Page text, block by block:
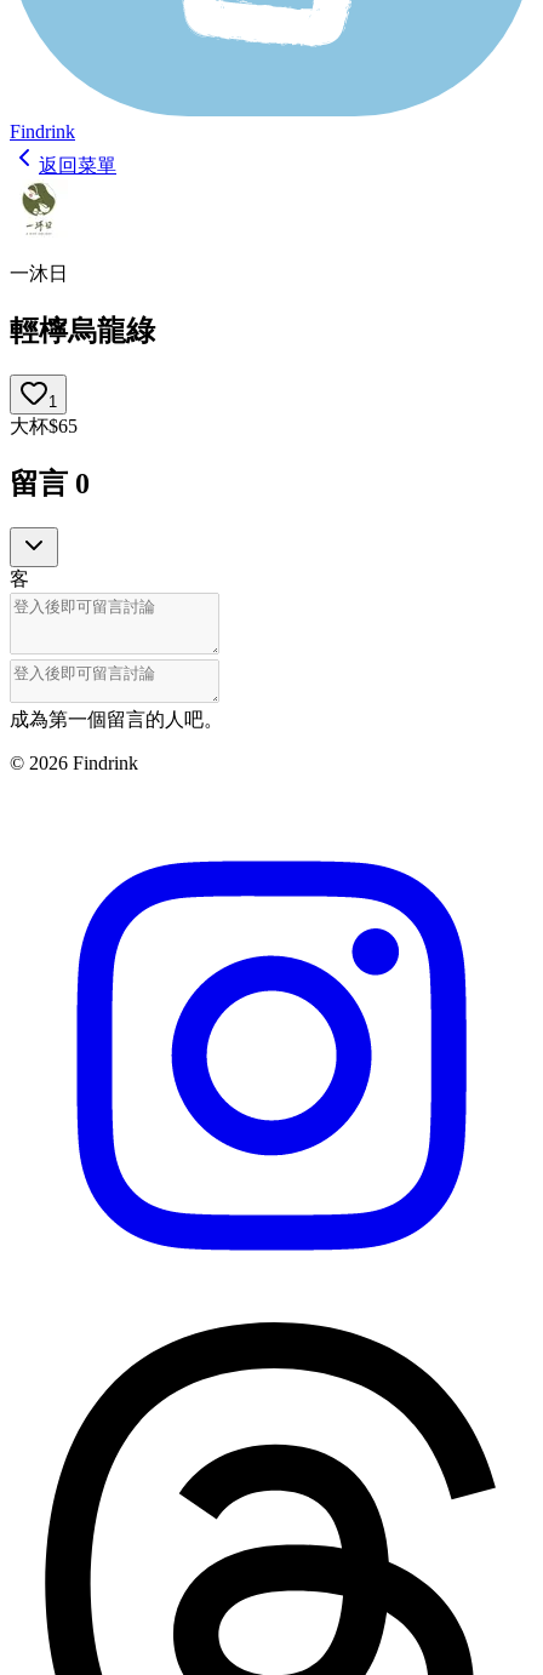
Findrink
返回菜單
一沐日
輕檸烏龍綠
1
大杯$65
留言 0
客
成為第一個留言的人吧。
© 2026 Findrink